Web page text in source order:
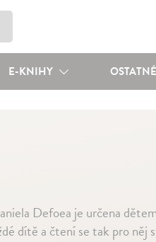
E-KNIHY OSTATNÉ
Defoea je určena
dítě a čtení se tak pro něj